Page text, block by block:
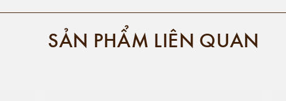
SẢN PHẨM LIÊN QUAN